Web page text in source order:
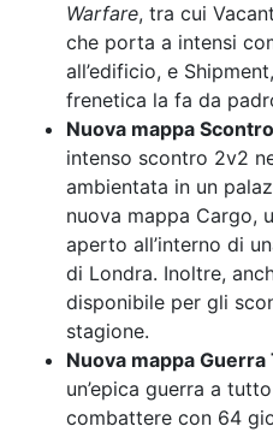
Warfare, tra cui
che porta a intensi
all’edificio, e
frenetica la fa da
Nuova mappa
intenso scontro 2v2
ambientata in un
nuova mappa Cargo,
aperto all’interno di
di Londra. Inoltre,
disponibile per gli
stagione.
Nuova mappa
un’epica guerra a
combattere con 64